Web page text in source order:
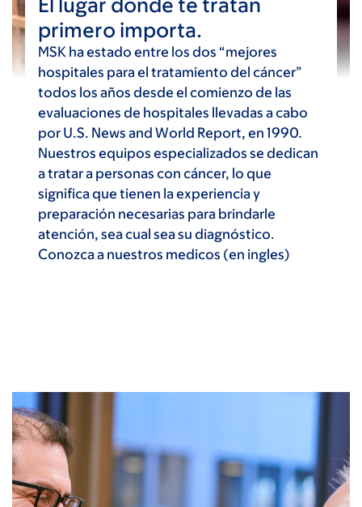
primero importa.
MSK ha estado entre los dos “mejores
hospitales para el tratamiento del cáncer”
todos los años desde el comienzo de las
evaluaciones de hospitales llevadas a cabo
por U.S. News and World Report, en 1990.
Nuestros equipos especializados se dedican
a tratar a personas con cáncer, lo que
significa que tienen la experiencia y
preparación necesarias para brindarle
atención, sea cual sea su diagnóstico.
Conozca a nuestros medicos (en ingles)